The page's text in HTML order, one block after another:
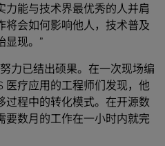
力能与技术界最优秀的人并肩
将会如何影响他人，技术普及
显现。”
力已结出硕果。在一次现场编
医疗应用的工程师们发现，他
过程中的转化模式。在开源数
要数月的工作在一小时内就完